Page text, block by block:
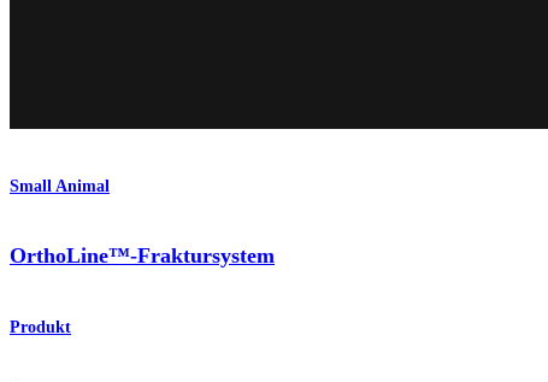
Small Animal
OrthoLine™-Fraktursystem
Produkt